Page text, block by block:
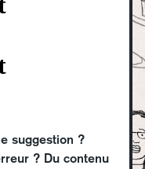
suggestion ?
? Du contenu